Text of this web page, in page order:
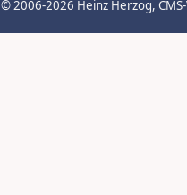
© 2006-2026 Heinz Herzog,